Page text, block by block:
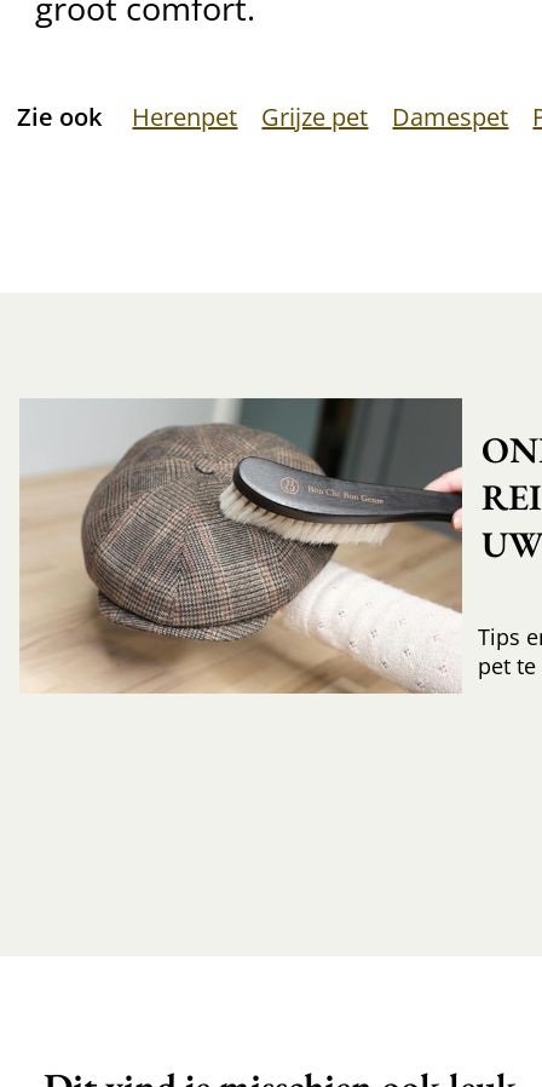
Zie ook Herenpet Grijze pet Damespet
Tips
pet te